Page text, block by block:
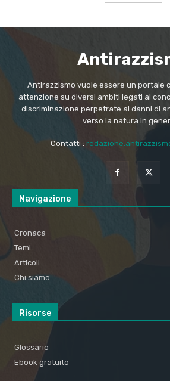
Antirazzismo vuole essere un portale
attenzione su diversi ambiti legati al
discriminazione perpetrate ai danni di
verso la natura in
Contatti :
Navigazione
Cronaca
Temi
Articoli
Chi siamo
Risorse
Glossario
Ebook gratuito